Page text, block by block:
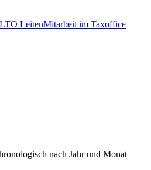
LTO LeitenMitarbeit im Taxoffice
nach Jahr und Monat